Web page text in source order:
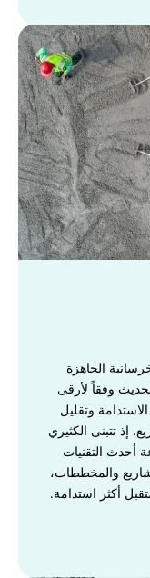
الجاهزة
وفقاً لأرقى
وتقليل
إذ تتبنى الكثيري
أحدث التقنيات
والمخططات،
أكثر استدامة.